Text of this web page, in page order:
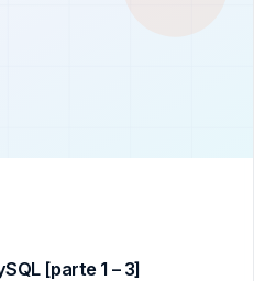
[parte 1 – 3]